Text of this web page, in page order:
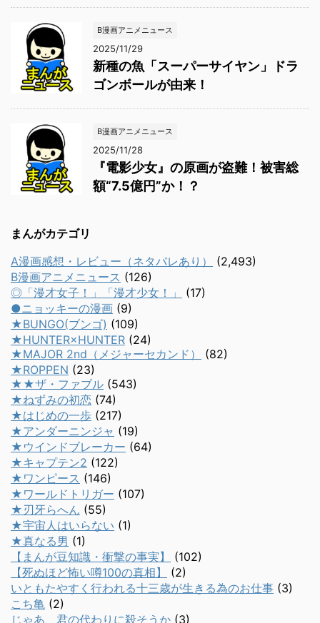
B漫画アニメニュース
2025/11/29
新種の魚「スーパーサイヤン」ドラ
ゴンボールが由来！
B漫画アニメニュース
2025/11/28
『電影少女』の原画が盗難！被害総
額“7.5億円”か！？
まんがカテゴリ
A漫画感想・レビュー（ネタバレあり）
(2,493)
B漫画アニメニュース (126)
◎「漫才女子！」「漫才少女！」
(17)
●ニョッキーの漫画 (9)
★BUNGO(ブンゴ) (109)
★HUNTER×HUNTER (24)
★MAJOR 2nd（メジャーセカンド）
(82)
★ROPPEN (23)
★★ザ・ファブル (543)
★ねずみの初恋 (74)
★はじめの一歩 (217)
★アンダーニンジャ (19)
★ウインドブレーカー (64)
★キャプテン2 (122)
★ワンピース (146)
★ワールドトリガー (107)
★刃牙らへん (55)
★宇宙人はいらない (1)
★真なる男 (1)
【まんが豆知識・衝撃の事実】
(102)
【死ぬほど怖い噂100の真相】
(2)
いともたやすく行われる十三歳が生きる為のお仕事 (3)
こち亀 (2)
じゃあ、君の代わりに殺そうか (3)